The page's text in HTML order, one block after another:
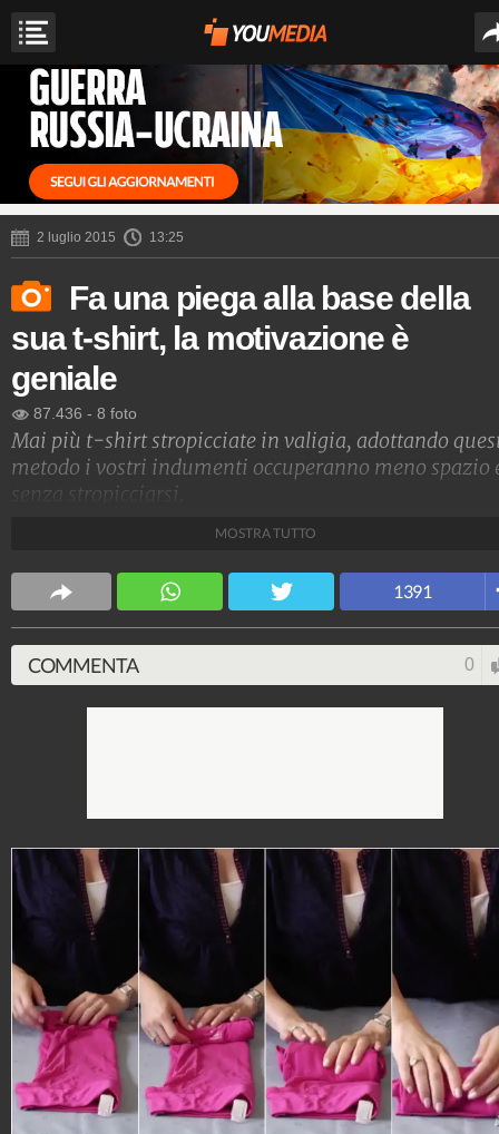
2 luglio 2015 13:25
Fa una piega alla base della
sua t-shirt, la motivazione è
geniale
87.436 - 8 foto
Mai più t-shirt stropicciate in valigia, adottando
metodo i vostri indumenti occuperanno meno spazio
senza stropicciarsi.
TuttoTutorial
MOSTRA TUTTO
1391
COMMENTA 0